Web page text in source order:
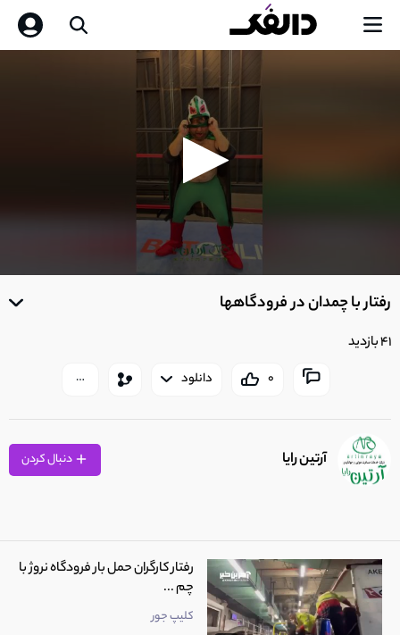
0
of رفتار با چمدان در فرودگاهها
41 بازدید
0 دانلود
آرتین رایا
رفتار کارگران حمل بار فرودگاه نروژ با
چم ...
کلیپ جور